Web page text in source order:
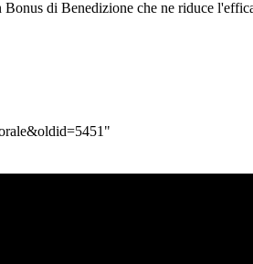
di Benedizione che ne riduce
"